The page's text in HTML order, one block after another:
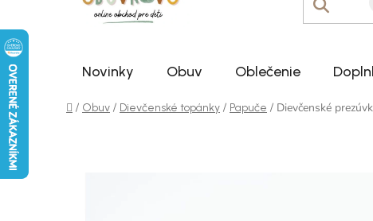
Novinky Obuv Oblečenie
Domov
/ Obuv / Dievčenské topánky / Papuče / Dievčenské